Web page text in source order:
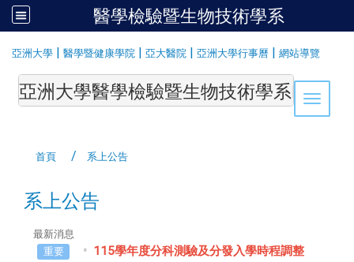
醫學檢驗暨生物技術學系
亞洲大學 | 醫學暨健康學院 | 亞大醫院 | 亞洲大學行事曆 | 網站導覽
Toggle
亞洲大學醫學檢驗暨生物技術學系
首頁 系上公告
系上公告
最新消息
重要
115學年度分科測驗及分發入學時程調整